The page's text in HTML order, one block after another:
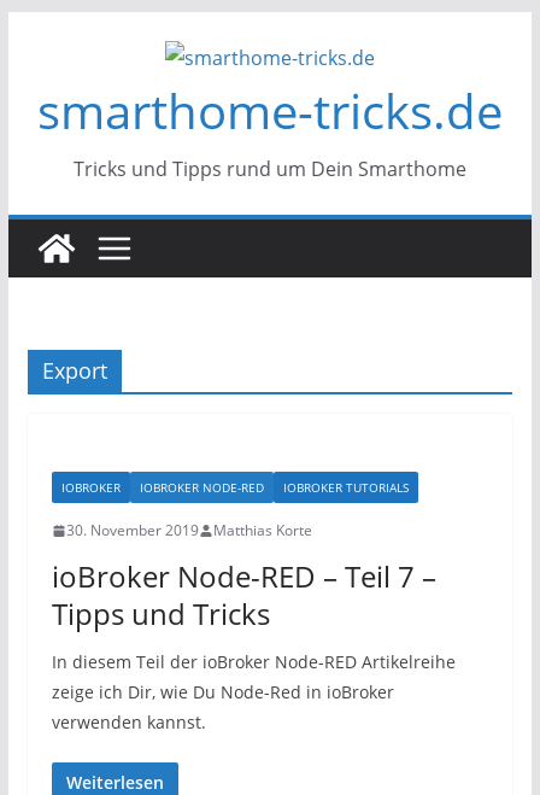
smarthome-tricks.de
Tricks und Tipps rund um Dein Smarthome
Export
IOBROKER IOBROKER NODE-RED IOBROKER TUTORIALS
30. November 2019 Matthias Korte
ioBroker Node-RED – Teil 7 –
Tipps und Tricks
In diesem Teil der ioBroker Node-RED Artikelreihe
zeige ich Dir, wie Du Node-Red in ioBroker
verwenden kannst.
Weiterlesen